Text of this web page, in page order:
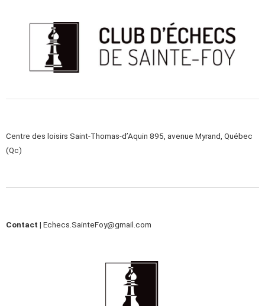
Centre des loisirs Saint-Thomas-d’Aquin 895, avenue Myrand, Québec
(Qc)
Contact | Echecs.SainteFoy@gmail.com